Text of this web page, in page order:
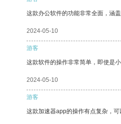
这款办公软件的功能非常全面，涵
2024-05-10
游客
这款软件的操作非常简单，即使是小
2024-05-10
游客
这款加速器app的操作有点复杂，可